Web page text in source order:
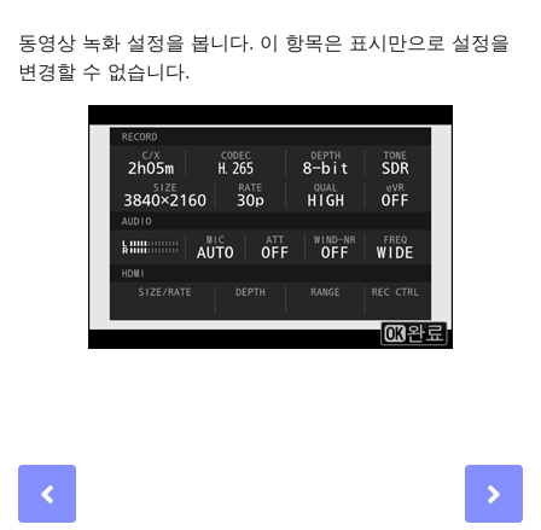
동영상 녹화 설정을 봅니다. 이 항목은 표시만으로 설정을
변경할 수 없습니다.